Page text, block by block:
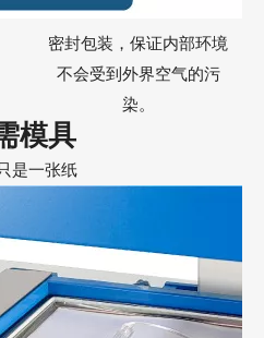
密封包装，保证内部环境
不会受到外界空气的污
染。
模具
是一张纸